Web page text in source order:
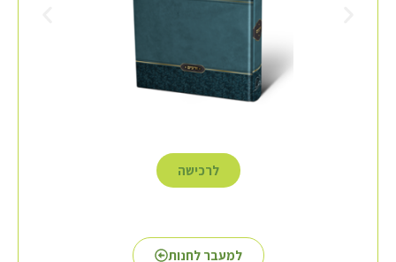
לרכישה
למעבר לחנות